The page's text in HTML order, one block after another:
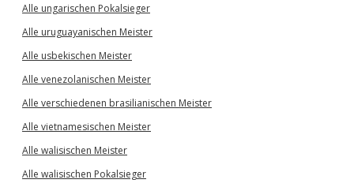
Alle ungarischen Pokalsieger
Alle uruguayanischen Meister
Alle usbekischen Meister
Alle venezolanischen Meister
Alle verschiedenen brasilianischen Meister
Alle vietnamesischen Meister
Alle walisischen Meister
Alle walisischen Pokalsieger